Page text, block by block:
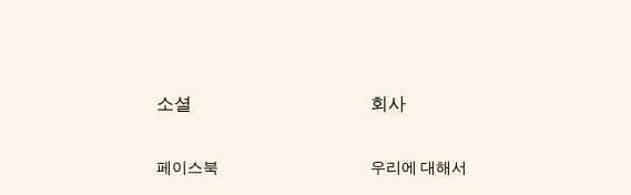
소셜
페이스북
회사
우리에 대해서